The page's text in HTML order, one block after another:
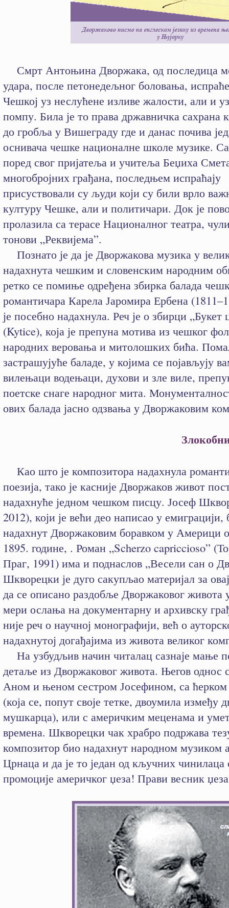
Смрт Антоњина Дворжака, од последица
удара, после петонедељног боловања,
Чешкој уз неслућене изливе жалости, али и
помпу. Била је то права државничка сахрана
до гробља у Вишеграду где и данас почива
оснивача чешке националне школе музике.
поред свог пријатеља и учитеља Беџиха
многобројних грађана, последњем испраћају
присуствовали су људи који су били врло
културу Чешке, али и политичари. Док је
пролазила са терасе Националног театра,
тонови „Реквијема”.
Познато је да је Дворжакова музика у
надахнута чешким и словенским народним
ретко се помиње одређена збирка балада
романтичара Карела Јаромира Ербена
је посебно надахнула. Реч је о збирци „Букет
(Kytice), која је препуна мотива из чешког
народних веровања и митолошких бића.
застрашујуће баладе, у којима се појављују
вилењаци водењаци, духови и зле виле,
поетске снаге народног мита.
ових балада јасно одзвања у Дворжаковим
Као што је композитора надахнула
поезија, тако је касније Дворжаков живот
надахнуће једном чешком писцу. Јосеф
2012), који је већи део написао у емиграцији,
надахнут Дворжаковим боравком у Америци
1895. године, . Роман „Scherzo capriccioso”
Праг, 1991) има и поднаслов „Весели сан о
Шкворецки је дуго сакупљао материјал за
да се описано раздобље Дворжаковог живота
мери ослања на документарну и архивску
није реч о научној монографији, већ о
надахнутој догађајима из живота великог
На узбудљив начин читалац сазнаје мање
детаље из Дворжаковог живота. Његов однос
Аном и њеном сестром Јосефином, са
(која се, попут своје тетке, двоумила између
мушкарца), или с америчким меценама и
времена. Шкворецки чак храбро подржава
композитор био надахнут народном музиком
Црнаца и да је то један од кључних чинилаца
промоције америчког џеза! Прави весник